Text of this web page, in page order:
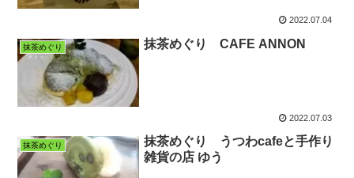
2022.07.04
抹茶めぐり 抹茶めぐり CAFE ANNON
2022.07.03
抹茶めぐり
抹茶めぐり うつわcafeと手作り
雑貨の店 ゆう